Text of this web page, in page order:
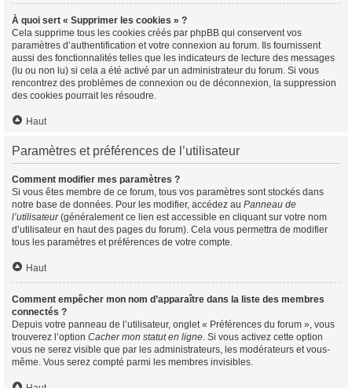
À quoi sert « Supprimer les cookies » ?
Cela supprime tous les cookies créés par phpBB qui conservent vos
paramètres d’authentification et votre connexion au forum. Ils fournissent
aussi des fonctionnalités telles que les indicateurs de lecture des messages
(lu ou non lu) si cela a été activé par un administrateur du forum. Si vous
rencontrez des problèmes de connexion ou de déconnexion, la suppression
des cookies pourrait les résoudre.
Haut
Paramètres et préférences de l’utilisateur
Comment modifier mes paramètres ?
Si vous êtes membre de ce forum, tous vos paramètres sont stockés dans
notre base de données. Pour les modifier, accédez au Panneau de
l’utilisateur(généralement ce lien est accessible en cliquant sur votre nom
d’utilisateur en haut des pages du forum). Cela vous permettra de modifier
tous les paramètres et préférences de votre compte.
Haut
Comment empêcher mon nom d’apparaître dans la liste des membres
connectés ?
Depuis votre panneau de l’utilisateur, onglet « Préférences du forum », vous
trouverez l’option Cacher mon statut en ligne. Si vous activez cette option
vous ne serez visible que par les administrateurs, les modérateurs et vous-
même. Vous serez compté parmi les membres invisibles.